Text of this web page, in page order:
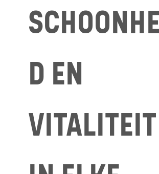
D EN
VITALITEIT